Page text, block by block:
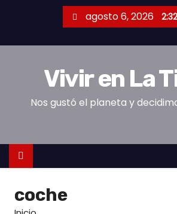
c
agosto 6, 2026
Vivir en La
Nos gustó el planeta y
coche